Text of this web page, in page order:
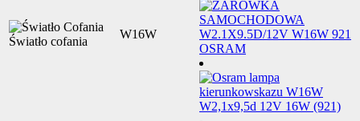
Światło cofania
W16W